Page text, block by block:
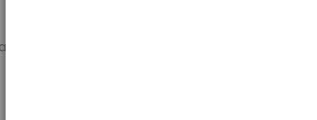
za jednym razem - nadszedł czas